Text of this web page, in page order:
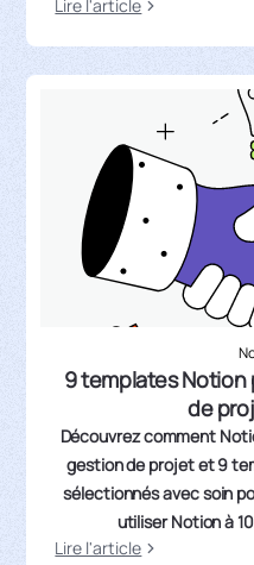
Lire l'article
9 templates Notion
de
Découvrez comment
gestion de projet et 9
sélectionnés avec soin
utiliser Notion à
Lire l'article